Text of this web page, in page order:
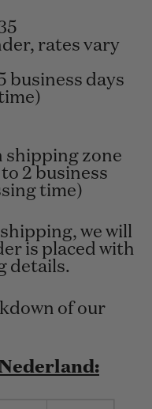
rates vary
business days
shipping zone
2 business
time)
we will
is placed with
details.
of our